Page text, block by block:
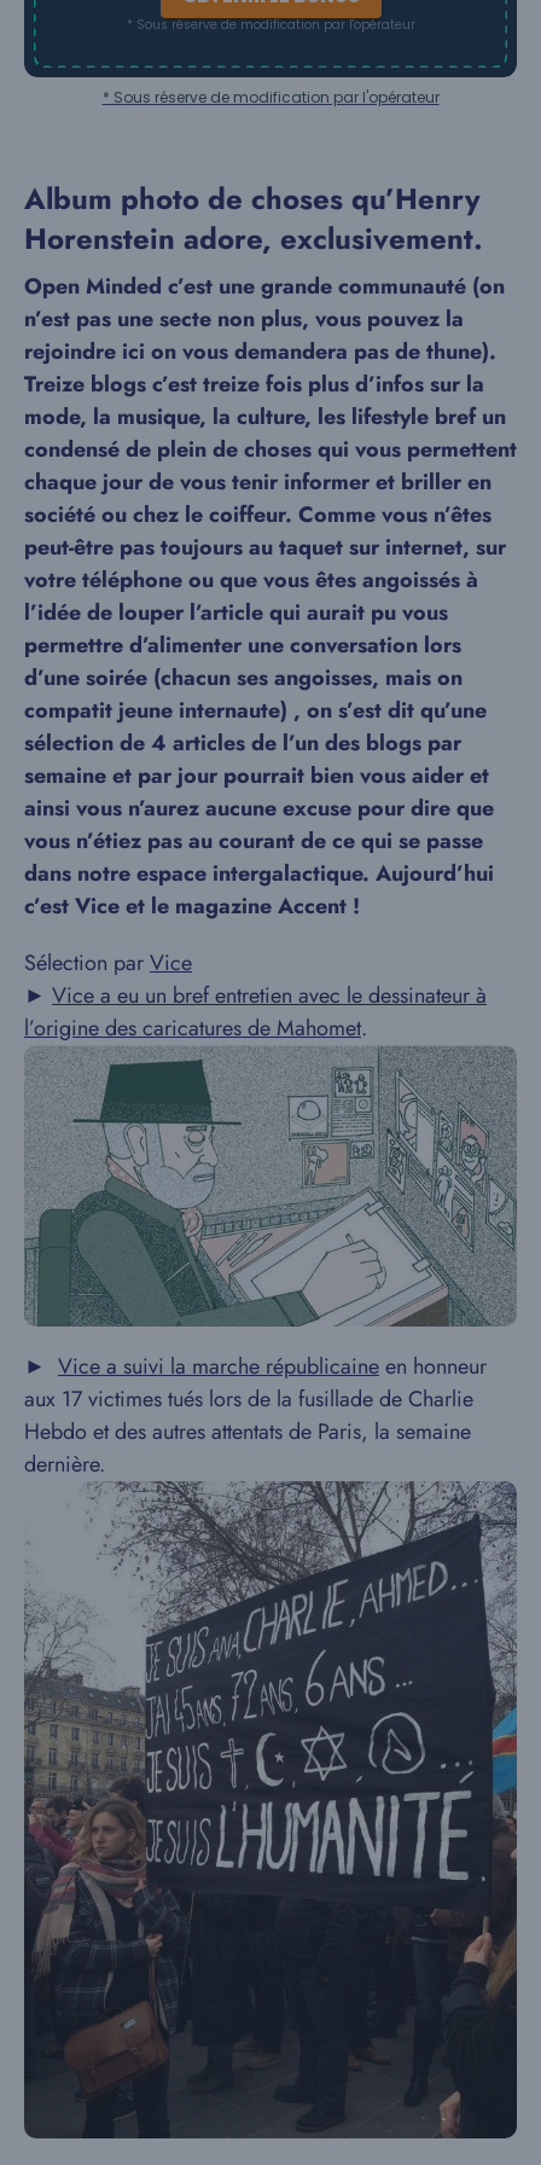
* Sous réserve de modification par l'opérateur
* Sous réserve de modification par l'opérateur
Album photo de choses qu’Henry
Horenstein adore, exclusivement.
Open Minded c’est une grande communauté (on
n’est pas une secte non plus, vous pouvez la
rejoindre ici on vous demandera pas de thune).
Treize blogs c’est treize fois plus d’infos sur la
mode, la musique, la culture, les lifestyle bref un
condensé de plein de choses qui vous permettent
chaque jour de vous tenir informer et briller en
société ou chez le coiffeur. Comme vous n’êtes
peut-être pas toujours au taquet sur internet, sur
votre téléphone ou que vous êtes angoissés à
l’idée de louper l’article qui aurait pu vous
permettre d’alimenter une conversation lors
d’une soirée (chacun ses angoisses, mais on
compatit jeune internaute) , on s’est dit qu’une
sélection de 4 articles de l’un des blogs par
semaine et par jour pourrait bien vous aider et
ainsi vous n’aurez aucune excuse pour dire que
vous n’étiez pas au courant de ce qui se passe
dans notre espace intergalactique. Aujourd’hui
c’est Vice et le magazine Accent !
Sélection parVice
► Vice a eu un bref entretien avec le dessinateur à
l’origine des caricatures de Mahomet.
► Vice a suivi la marche républicaineen honneur
aux 17 victimes tués lors de la fusillade de Charlie
Hebdo et des autres attentats de Paris, la semaine
dernière.